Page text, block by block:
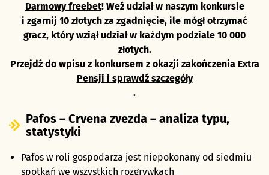
Darmowy freebet! Weź udział w naszym konkursie
i zgarnij 10 złotych za zgadnięcie, ile mógł otrzymać
gracz, który wziął udział w każdym podziale 10 000
złotych.
Przejdź do wpisu z konkursem z okazji zakończenia Extra
Pensji i sprawdź szczegóły
.
Pafos – Crvena zvezda – analiza typu,
statystyki
Pafos w roli gospodarza jest niepokonany od siedmiu
spotkań we wszystkich rozgrywkach